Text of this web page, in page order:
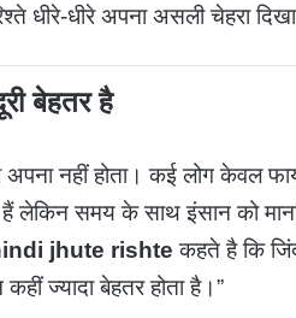
धीरे-धीरे अपना असली चेहरा
बेहतर है
नहीं होता। कई लोग केवल
लेकिन समय के साथ इंसान को
jhute rishteकहते है कि
ज्यादा बेहतर होता है।”